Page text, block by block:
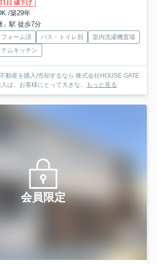
日 値下げ
/築29年
」駅 徒歩7分
フォーム済 バス・トイレ別
室内洗濯機置場
テムキッチン
動産を購入/売却するなら 株式会社HOUSE GATE
は、お客様にとって大きな... もっと見る
会員限定